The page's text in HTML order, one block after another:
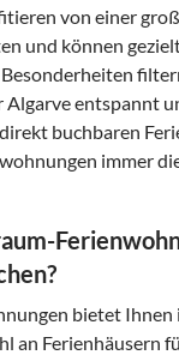
von einer
und können gezielt
entspannt
buchbaren
immer
bietet Ihnen
an Ferienhäusern